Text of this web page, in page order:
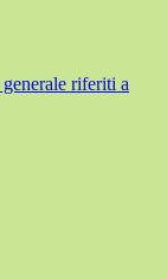
riferiti a